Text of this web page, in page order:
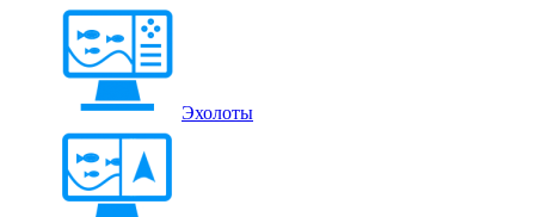
Эхолоты